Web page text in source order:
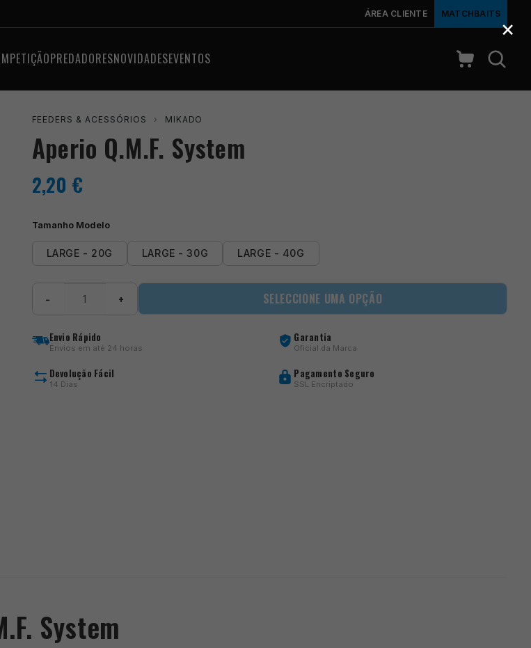
ÁREA CLIENTE MATCHBAITS
PREDADORESNOVIDADESEVENTOS
FEEDERS & ACESSÓRIOS › MIKADO
Aperio Q.M.F. System
2,20 €
Tamanho Modelo
LARGE - 20G LARGE - 30G LARGE - 40G
System
− + SELECCIONE UMA OPÇÃO
Envio Rápido
Envios em até 24 horas
Garantia
Oficial da Marca
Devolução Fácil
14 Dias
Pagamento Seguro
SSL Encriptado
System
×